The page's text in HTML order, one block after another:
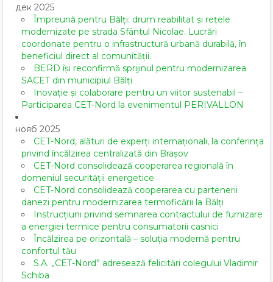
дек 2025
Împreună pentru Bălți: drum reabilitat și rețele
modernizate pe strada Sfântul Nicolae. Lucrări
coordonate pentru o infrastructură urbană durabilă, în
beneficiul direct al comunității.
BERD își reconfirmă sprijinul pentru modernizarea
SACET din municipiul Bălți
Inovație și colaborare pentru un viitor sustenabil –
Participarea CET-Nord la evenimentul PERIVALLON
нояб 2025
CET-Nord, alături de experți internaționali, la conferința
privind încălzirea centralizată din Brașov
CET-Nord consolidează cooperarea regională în
domeniul securității energetice
CET-Nord consolidează cooperarea cu partenerii
danezi pentru modernizarea termoficării la Bălți
Instrucțiuni privind semnarea contractului de furnizare
a energiei termice pentru consumatorii casnici
Încălzirea pe orizontală – soluția modernă pentru
confortul tău
S.A. „CET-Nord” adresează felicitări colegului Vladimir
Schiba